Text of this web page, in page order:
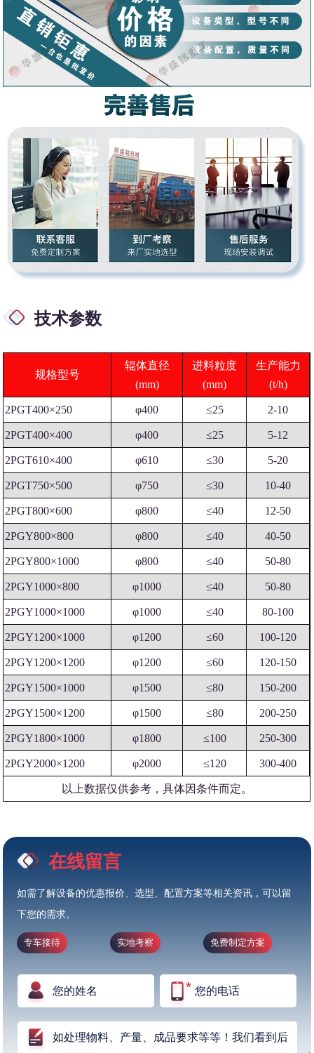
技术参数
规格型号
辊体直径
(mm)
进料粒度
(mm)
生产能力
(t/h)
2PGT400×250 φ400 ≤25 2-10
2PGT400×400 φ400 ≤25 5-12
2PGT610×400 φ610 ≤30 5-20
2PGT750×500 φ750 ≤30 10-40
2PGT800×600 φ800 ≤40 12-50
2PGY800×800 φ800 ≤40 40-50
2PGY800×1000 φ800 ≤40 50-80
2PGY1000×800 φ1000 ≤40 50-80
2PGY1000×1000 φ1000 ≤40 80-100
2PGY1200×1000 φ1200 ≤60 100-120
2PGY1200×1200 φ1200 ≤60 120-150
2PGY1500×1000 φ1500 ≤80 150-200
2PGY1500×1200 φ1500 ≤80 200-250
2PGY1800×1000 φ1800 ≤100 250-300
2PGY2000×1200 φ2000 ≤120 300-400
以上数据仅供参考，具体因条件而定。
在线留言
如需了解设备的优惠报价、选型、配置方案等相关资讯，可以留
下您的需求。
专车接待 实地考察 免费制定方案